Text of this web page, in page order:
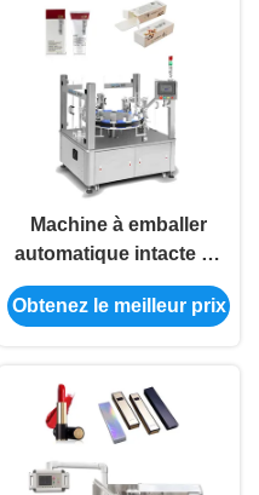
Machine à emballer
automatique intacte de
cartonnage cosmétique
verticale de carton de
Obtenez le meilleur prix